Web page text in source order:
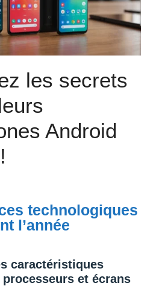
les secrets
Android
technologiques
l’année
caractéristiques
et écrans